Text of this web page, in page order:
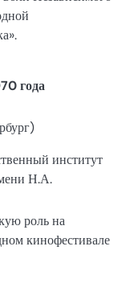
года
институт
Н.А.
роль на
кинофестивале